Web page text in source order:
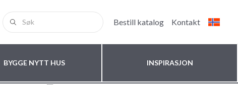
Bestill katalog Kontakt
BYGGE NYTT HUS INSPIRASJON